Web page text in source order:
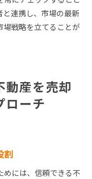
と連携し、市場の最新
場戦略を立てることが
動産を売却
ローチ
割
めには、信頼できる不